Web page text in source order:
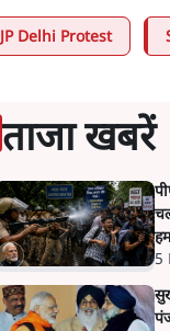
Delhi Protest
ताजा खबरें
5